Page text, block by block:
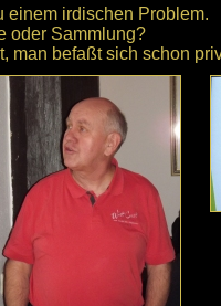
einem irdischen Problem.
oder Sammlung?
man befaßt sich schon